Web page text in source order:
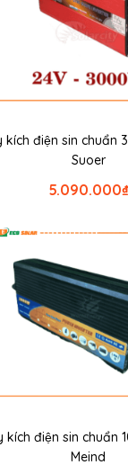
kích điện sin chuẩn
Suoer
₫
5.090.000
kích điện sin chuẩn
Meind